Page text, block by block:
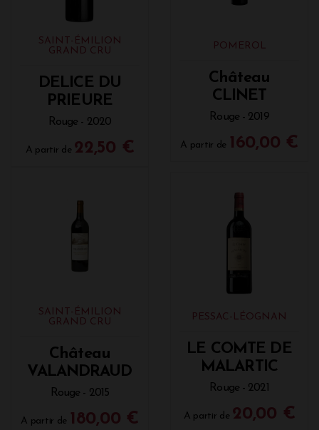
SAINT-ÉMILION
GRAND CRU
DELICE DU
PRIEURE
Rouge - 2020
A partir de 22,50 €
POMEROL
Château
CLINET
Rouge - 2019
A partir de 160,00 €
SAINT-ÉMILION
GRAND CRU
Château
VALANDRAUD
Rouge - 2015
A partir de 180,00 €
PESSAC-LÉOGNAN
LE COMTE DE
MALARTIC
Rouge - 2021
A partir de 20,00 €